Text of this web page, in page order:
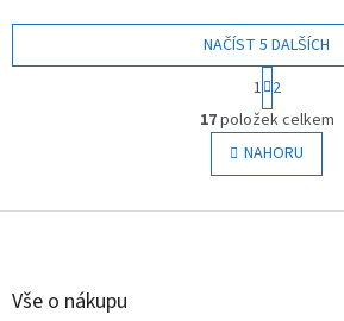
aplikaci Niceboy ION. Připojení...
O
v
l
á
NAČÍST 5 DALŠÍCH
S
t
r
á
n
k
v
1 2
17položek celkem
NAHORU
Z
Vše o nákupu